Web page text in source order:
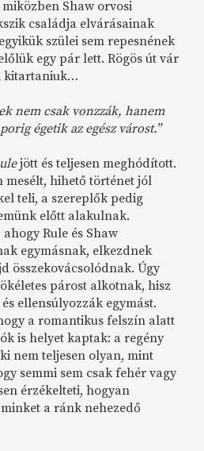
Shaw orvosi
családja elvárásainak
szülei sem repesnének
egy pár lett. Rögös út vár
kitartaniuk…
nem csak vonzzák, hanem
égetik az egész várost.”
jött és teljesen meghódított.
hihető történet jól
teli, a szereplők pedig
előtt alakulnak.
Rule és Shaw
egymásnak, elkezdnek
összekovácsolódnak. Úgy
párost alkotnak, hisz
ellensúlyozzák egymást.
a romantikus felszín alatt
is helyet kaptak: a regény
nem teljesen olyan, mint
semmi sem csak fehér vagy
érzékelteti, hogyan
a ránk nehezedő